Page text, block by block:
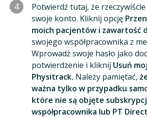
4
Potwierdź tutaj, że
swoje konto. Kliknij opcję
moich pacjentów i zawartość
swojego współpracownika z
Wprowadź swoje hasło jako
potwierdzenie i kliknij Usuń
Physitrack. Należy pamiętać,
ważna tylko w przypadku
które nie są objęte
współpracownika lub PT Direct